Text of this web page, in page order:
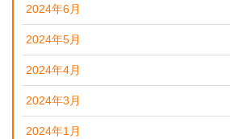
2024年6月
2024年5月
2024年4月
2024年3月
2024年1月